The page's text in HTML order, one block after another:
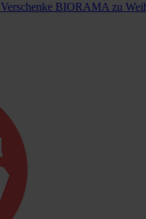
Verschenke BIORAMA zu